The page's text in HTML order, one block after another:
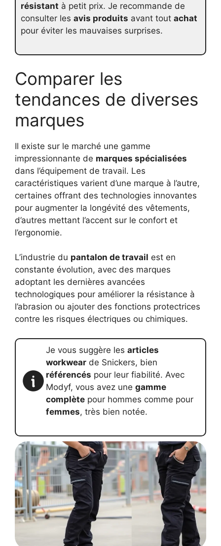
résistant à petit prix. Je recommande de
consulter les avis produits avant tout achat
pour éviter les mauvaises surprises.
Comparer les
tendances de diverses
marques
Il existe sur le marché une gamme
impressionnante de marques spécialisées
dans l’équipement de travail. Les
caractéristiques varient d’une marque à l’autre,
certaines offrant des technologies innovantes
pour augmenter la longévité des vêtements,
d’autres mettant l’accent sur le confort et
l’ergonomie.
L’industrie du pantalon de travail est en
constante évolution, avec des marques
adoptant les dernières avancées
technologiques pour améliorer la résistance à
l’abrasion ou ajouter des fonctions protectrices
contre les risques électriques ou chimiques.
Je vous suggère les articles
workwear de Snickers, bien
référencés pour leur fiabilité. Avec
Modyf, vous avez une gamme
complète pour hommes comme pour
femmes, très bien notée.